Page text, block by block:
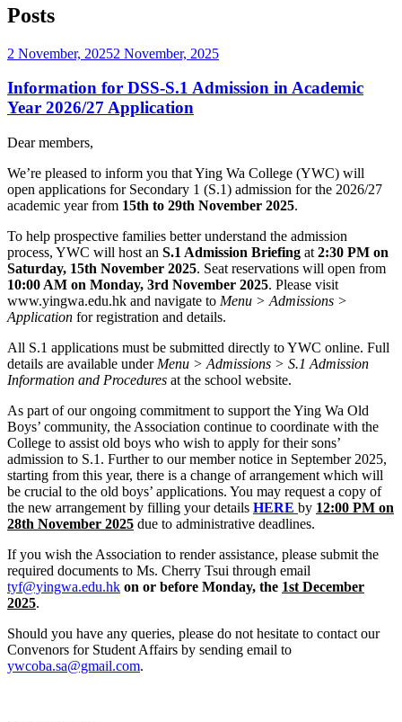
Posts
Posted
2 November, 20252 November, 2025
Information for DSS-S.1 Admission in Academic
Year 2026/27 Application
Dear members,
We’re pleased to inform you that Ying Wa College (YWC) will
open applications for Secondary 1 (S.1) admission for the 2026/27
academic year from 15th to 29th November 2025.
To help prospective families better understand the admission
process, YWC will host an S.1 Admission Briefing at 2:30 PM on
Saturday, 15th November 2025. Seat reservations will open from
10:00 AM on Monday, 3rd November 2025. Please visit
www.yingwa.edu.hk and navigate to Menu > Admissions >
Application for registration and details.
All S.1 applications must be submitted directly to YWC online. Full
details are available under Menu > Admissions > S.1 Admission
Information and Procedures at the school website.
As part of our ongoing commitment to support the Ying Wa Old
Boys’ community, the Association continue to coordinate with the
College to assist old boys who wish to apply for their sons’
admission to S.1. Further to our member notice in September 2025,
starting from this year, there is a change of arrangement which will
be crucial to the old boys’ applications. You may request a copy of
the new arrangement by filling your details HERE by 12:00 PM on
28th November 2025 due to administrative deadlines.
If you wish the Association to render assistance, please submit the
required documents to Ms. Cherry Tsui through email
tyf@yingwa.edu.hk on or before Monday, the 1st December
2025.
Should you have any queries, please do not hesitate to contact our
Convenors for Student Affairs by sending email to
ywcoba.sa@gmail.com.